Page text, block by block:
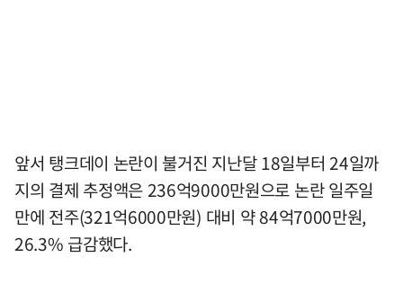
앞서 탱크데이 논란이 불거진 지난달 18일부터 24일까
지의 결제 추정액은 236억9000만원으로 논란 일주일
만에 전주(321억6000만원) 대비 약 84억7000만원,
26.3% 급감했다.